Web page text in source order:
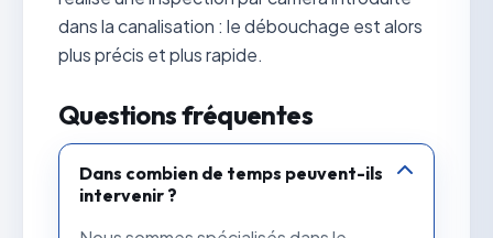
dans la canalisation : le débouchage est alors
plus précis et plus rapide.
Questions fréquentes
Dans combien de temps peuvent-ils
intervenir ?